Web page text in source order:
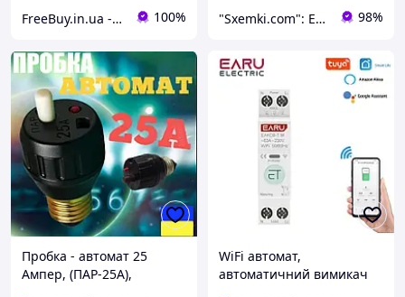
FreeBuy.in.ua - Інтернет-магазин 100% "Sxemki.com": Електроніка, схеми, модулі! 98%
Пробка - автомат 25
Ампер, (ПАР-25А),
WiFi автомат,
автоматичний вимикач